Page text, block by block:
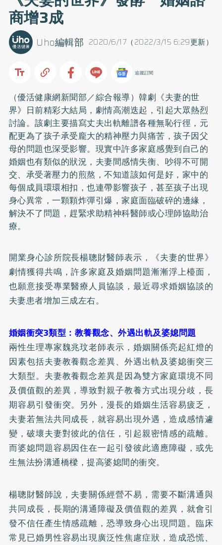
商增3成
2020/6/17（2022/3/15 6:29更新）
Uho編輯部
追蹤訂閱
（優活健康網新聞部／綜合報導）韓劇《夫妻的世
界》日前精彩大結局，劇情高潮迭起，引起大眾熱烈
討論。該劇主要描寫丈夫出軌離譜各種無恥行徑，元
配更為了孩子承受龐大的精神壓力與痛苦，孩子因父
母的問題也深受影響。現實中許多家庭感覺到自己的
婚姻也有類似的狀況，夫妻間感情失衡、吵得不可開
交、承受著壓力的煎熬，不知道該如何是好，家中的
每個成員環環相扣，也連帶影響孩子，甚至孩子出現
身心異常，一顆顆炸彈引爆，家庭面臨破碎的邊緣，
解決不了問題，趕緊求助精神科醫師或心理師協助治
療。
開業身心診所院長楊聰財醫師表示，《夫妻的世界》
劇情獲得共鳴，許多家庭及婚姻問題漸漸浮上檯面，
也願意接受專業醫療人員協談，最近尋求婚姻協談的
夫妻患者增加三成左右。
婚姻衝突3類型：教養觀念、外遇出軌及婆媳問題
兩性生理專家魏兆玟老師表示，婚姻關係亮起紅燈的
因素包括夫妻教養觀念差異、外遇出軌及婆媳衝突三
大類型。夫妻教養觀念差異是因為雙方家庭環境不同
及價值觀的差異，導致對親子教養方式出現分歧，長
期容易引發衝突。另外，漫長的婚姻生活容易疲乏，
夫妻若無法共同成長，就容易出現外遇，造成感情遽
變，破壞夫妻對彼此的信任，引起親密情感的疏離。
而婆媳問題容易因住在一起引發彼此適應障礙，或先
生無法扮溝通橋樑，提高婆媳間的衝突。
楊聰財醫師說，夫妻關係經營不易，需要不斷溝通與
共同成長，長期的溝通障礙及價值觀的差異，就會引
發不信任產生情感疏離，恐導致身心出現問題。臨床
常見已婚男性容易出現廣泛性焦慮症狀，造成恐慌、